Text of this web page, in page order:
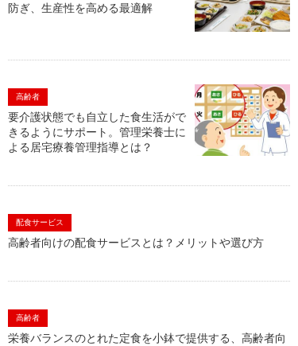
防ぎ、生産性を高める最適解
高齢者
要介護状態でも自立した食生活がで
きるようにサポート。管理栄養士に
よる居宅療養管理指導とは？
配食サービス
高齢者向けの配食サービスとは？メリットや選び方
高齢者
栄養バランスのとれた定食を小鉢で提供する、高齢者向